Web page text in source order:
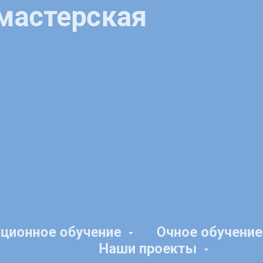
обучение Очное обучение
Наши проекты